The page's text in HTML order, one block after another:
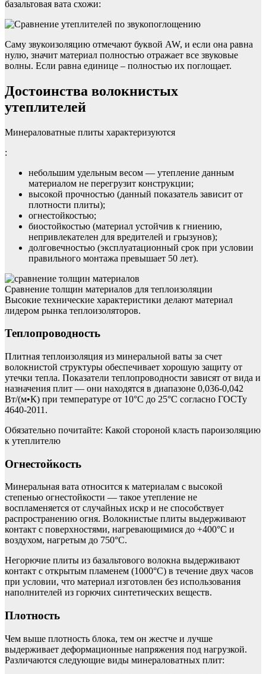
базальтовая вата схожи:
Саму звукоизоляцию отмечают буквой AW, и если она равна
нулю, значит материал полностью отражает все звуковые
волны. Если равна единице – полностью их поглощает.
Достоинства волокнистых
утеплителей
Минераловатные плиты характеризуются
:
небольшим удельным весом — утепление данным
материалом не перегрузит конструкции;
высокой прочностью (данный показатель зависит от
плотности плиты);
огнестойкостью;
биостойкостью (материал устойчив к гниению,
непривлекателен для вредителей и грызунов);
долговечностью (эксплуатационный срок при условии
правильного монтажа превышает 50 лет).
Сравнение толщин материалов для теплоизоляции
Высокие технические характеристики делают материал
лидером рынка теплоизоляторов.
Теплопроводность
Плитная теплоизоляция из минеральной ваты за счет
волокнистой структуры обеспечивает хорошую защиту от
утечки тепла. Показатели теплопроводности зависят от вида и
назначения плит — они находятся в диапазоне 0,036-0,042
Вт/(м•К) при температуре от 10°С до 25°С согласно ГОСТу
4640-2011.
Обязательно почитайте: Какой стороной класть пароизоляцию
к утеплителю
Огнестойкость
Минеральная вата относится к материалам с высокой
степенью огнестойкости — такое утепление не
воспламеняется от случайных искр и не способствует
распространению огня. Волокнистые плиты выдерживают
контакт с поверхностями, нагревающимися до +400°С и
воздухом, нагретым до 750°С.
Негорючие плиты из базальтового волокна выдерживают
контакт с открытым пламенем (1000°С) в течение двух часов
при условии, что материал изготовлен без использования
наполнителей из горючих синтетических веществ.
Плотность
Чем выше плотность блока, тем он жестче и лучше
выдерживает деформационные напряжения под нагрузкой.
Различаются следующие виды минераловатных плит: